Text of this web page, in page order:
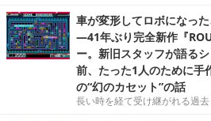
車が変形してロボになっ
―41年ぶり完全新作『
ー。新旧スタッフが語る
前、たった1人のために手
の“幻のカセット”の話
長い時を経て受け継がれる過